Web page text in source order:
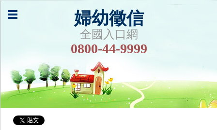
婦幼徵信
全國入口網
0800-44-9999